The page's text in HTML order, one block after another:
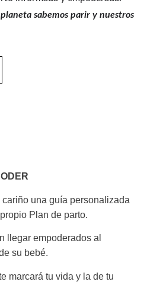
sabemos parir y nuestros
una guía personalizada
Plan de parto.
llegar empoderados al
su bebé.
marcará tu vida y la de tu